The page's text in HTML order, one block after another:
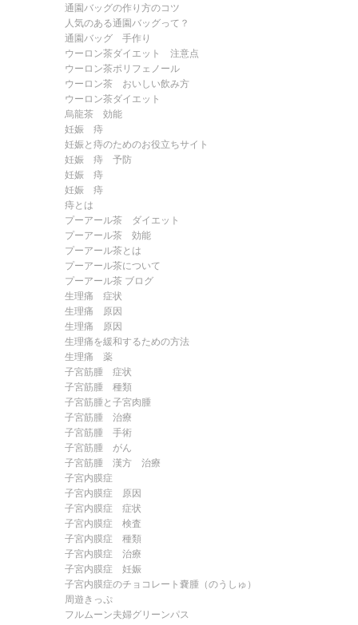
通園バッグの作り方のコツ
人気のある通園バッグって？
通園バッグ 手作り
ウーロン茶ダイエット 注意点
ウーロン茶ポリフェノール
ウーロン茶 おいしい飲み方
ウーロン茶ダイエット
烏龍茶 効能
妊娠 痔
妊娠と痔のためのお役立ちサイト
妊娠 痔 予防
妊娠 痔
妊娠 痔
痔とは
プーアール茶 ダイエット
プーアール茶 効能
プーアール茶とは
プーアール茶について
プーアール茶 ブログ
生理痛 症状
生理痛 原因
生理痛 原因
生理痛を緩和するための方法
生理痛 薬
子宮筋腫 症状
子宮筋腫 種類
子宮筋腫と子宮肉腫
子宮筋腫 治療
子宮筋腫 手術
子宮筋腫 がん
子宮筋腫 漢方 治療
子宮内膜症
子宮内膜症 原因
子宮内膜症 症状
子宮内膜症 検査
子宮内膜症 種類
子宮内膜症 治療
子宮内膜症 妊娠
子宮内膜症のチョコレート嚢腫（のうしゅ）
周遊きっぷ
フルムーン夫婦グリーンパス